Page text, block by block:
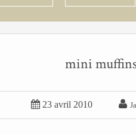
mini
 23 avril 2010 